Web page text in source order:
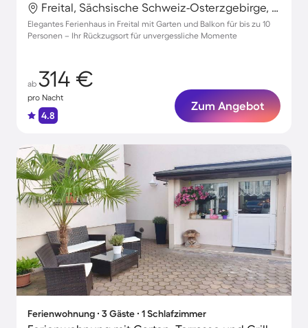
Freital, Sächsische Schweiz-Osterzgebirge, Deutschland
Elegantes Ferienhaus in Freital mit Garten und Balkon für bis zu 10
Personen – Ihr Rückzugsort für unvergessliche Momente
ab 314 €
pro Nacht
4.8
Zum Angebot
Ferienwohnung ∙ 3 Gäste ∙ 1 Schlafzimmer